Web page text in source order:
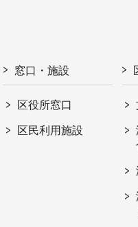
窓口・施設
区役所窓口
区民利用施設